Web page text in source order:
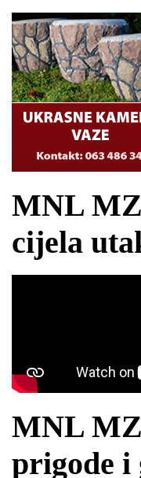
MNL MZ
cijela
MNL MZ
prigode i